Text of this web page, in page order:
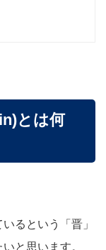
とは何
るという「晋」
と思います。